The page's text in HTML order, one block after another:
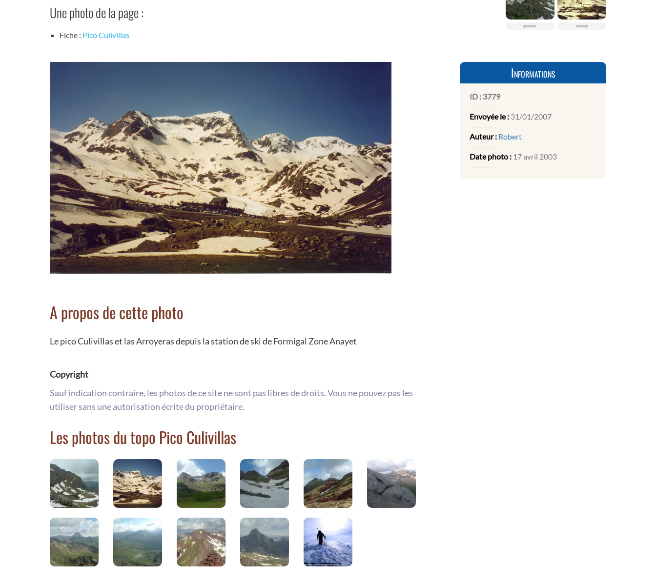
Une photo de la page :
Fiche : Pico Culivillas
A propos de cette photo
Le pico Culivillas et las Arroyeras depuis la station de ski de Formigal Zone Anayet
Copyright
Sauf indication contraire, les photos de ce site ne sont pas libres de droits. Vous ne pouvez pas les
utiliser sans une autorisation écrite du propriétaire.
Les photos du topo Pico Culivillas
Informations
ID : 3779
Envoyée le : 31/01/2007
Auteur : Robert
Date photo : 17 avril 2003